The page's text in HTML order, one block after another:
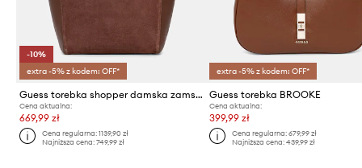
-10%
extra -5% z kodem: OFF*
Guess torebka shopper damska zamszowa ANITHA
Cena aktualna:
669,99 zł
Cena regularna:1139,90 zł
Najniższa cena:749,99 zł
extra -5% z kodem: OFF*
Guess torebka BROOKE
Cena aktualna:
399,99 zł
Cena regularna: 679,99 zł
Najniższa cena: 439,99 zł